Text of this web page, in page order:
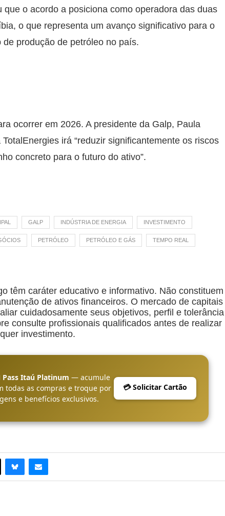
o acordo a posiciona como operadora das duas
o que representa um avanço significativo para o
produção de petróleo no país.
ocorrer em 2026. A presidente da Galp, Paula
irá “reduzir significantemente os riscos
concreto para o futuro do ativo”.
GALP INDÚSTRIA DE ENERGIA INVESTIMENTO
PETRÓLEO PETRÓLEO E GÁS TEMPO REAL
têm caráter educativo e informativo. Não constituem
de ativos financeiros. O mercado de capitais
cuidadosamente seus objetivos, perfil e tolerância
consulte profissionais qualificados antes de realizar
investimento.
Pass Itaú Platinum — acumule
todas as compras e troque por
e benefícios exclusivos.
💳 Solicitar Cartão